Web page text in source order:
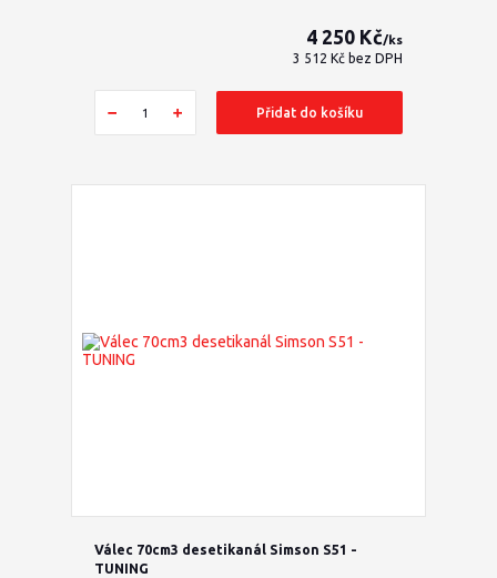
4 250 Kč/ks
3 512 Kč bez DPH
Přidat do košíku
Válec 70cm3 desetikanál Simson S51 -
TUNING